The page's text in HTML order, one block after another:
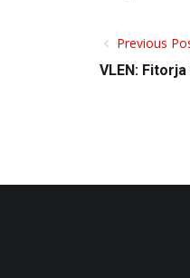
Previous
VLEN: